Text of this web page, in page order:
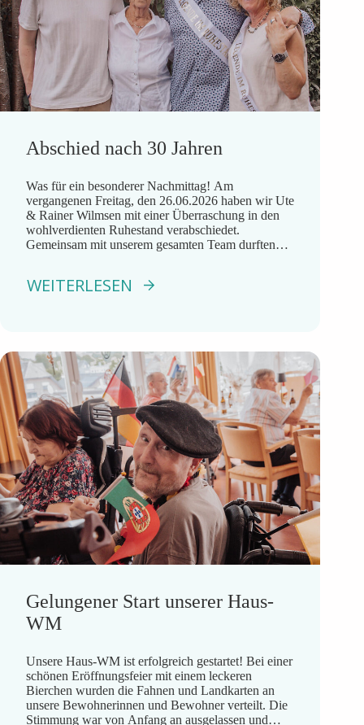
Abschied nach 30 Jahren
Was für ein besonderer Nachmittag! Am
vergangenen Freitag, den 26.06.2026 haben wir Ute
& Rainer Wilmsen mit einer Überraschung in den
wohlverdienten Ruhestand verabschiedet.
Gemeinsam mit unserem gesamten Team durften
kühlen Getränken und vielen schönen Gesprächen
WEITERLESEN
Gelungener Start unserer Haus-
WM
Unsere Haus-WM ist erfolgreich gestartet! Bei einer
schönen Eröffnungsfeier mit einem leckeren
Bierchen wurden die Fahnen und Landkarten an
unsere Bewohnerinnen und Bewohner verteilt. Die
Stimmung war von Anfang an ausgelassen und